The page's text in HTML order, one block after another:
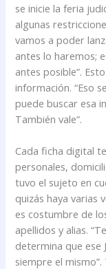
se inicie la feria
algunas
vamos a poder
antes lo haremos;
antes posible”.
información. “Eso
puede buscar esa
También vale”.
Cada ficha digital
personales,
tuvo el sujeto en
quizás haya varias
es costumbre de
apellidos y alias.
determina que ese
siempre el